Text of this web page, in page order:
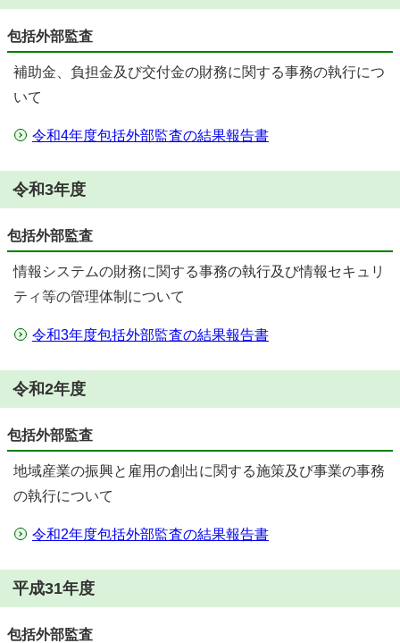
包括外部監査
補助金、負担金及び交付金の財務に関する事務の執行につ
いて
令和4年度包括外部監査の結果報告書
令和3年度
包括外部監査
情報システムの財務に関する事務の執行及び情報セキュリ
ティ等の管理体制について
令和3年度包括外部監査の結果報告書
令和2年度
包括外部監査
地域産業の振興と雇用の創出に関する施策及び事業の事務
の執行について
令和2年度包括外部監査の結果報告書
平成31年度
包括外部監査